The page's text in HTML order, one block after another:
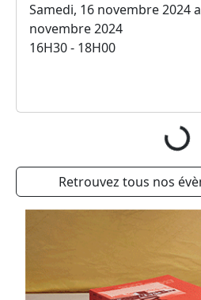
Samedi, 16 novembre 2024
novembre 2024
16H30 - 18H00
Teuf à
Samedi, 12 octobre 2024
octobre 2024